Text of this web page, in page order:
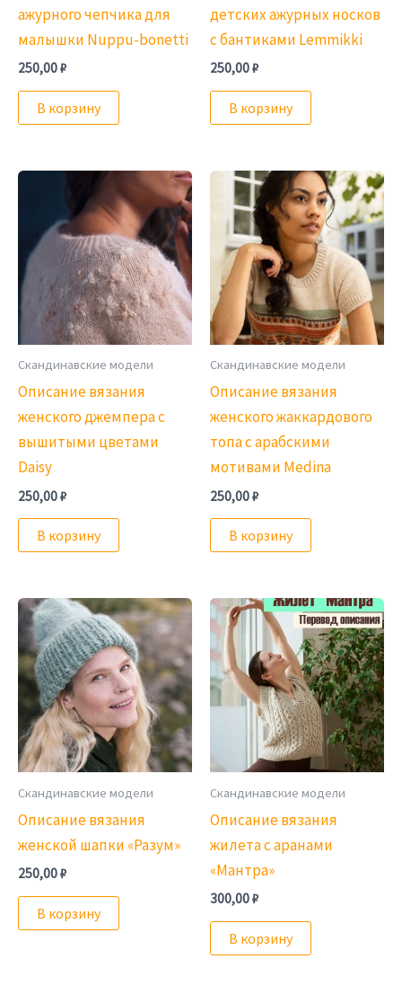
ажурного чепчика для
малышки Nuppu-bonetti
250,00₽
В корзину
детских ажурных носков
с бантиками Lemmikki
250,00₽
В корзину
Скандинавские модели
Описание вязания
женского джемпера с
вышитыми цветами
Daisy
250,00₽
В корзину
Скандинавские модели
Описание вязания
женского жаккардового
топа с арабскими
мотивами Medina
250,00₽
В корзину
Скандинавские модели
Описание вязания
женской шапки «Разум»
250,00₽
В корзину
Скандинавские модели
Описание вязания
жилета с аранами
«Мантра»
300,00₽
В корзину